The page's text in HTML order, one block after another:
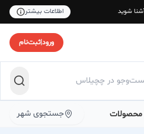
شوید اطلاعات بیشتر
ورود|ثبت‌نام
محصولات جستجوی شهر